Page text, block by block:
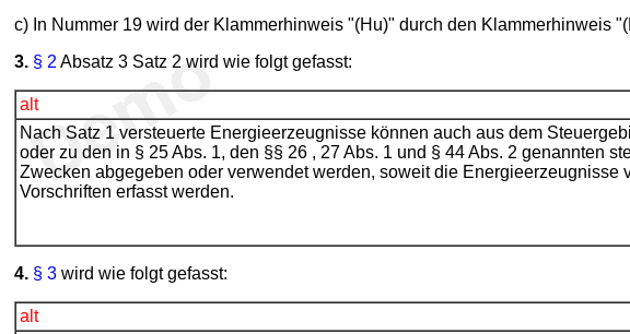
c) In Nummer 19 wird der Klammerhinweis "(Hu)" durch den Klammerhinweis
3. § 2 Absatz 3 Satz 2 wird wie folgt gefasst:
alt
Nach Satz 1 versteuerte Energieerzeugnisse können auch aus dem
oder zu den in § 25 Abs. 1, den §§ 26 , 27 Abs. 1 und § 44 Abs. 2 genannten
Zwecken abgegeben oder verwendet werden, soweit die Energieerzeugnisse
Vorschriften erfasst werden.
4. § 3 wird wie folgt gefasst:
alt